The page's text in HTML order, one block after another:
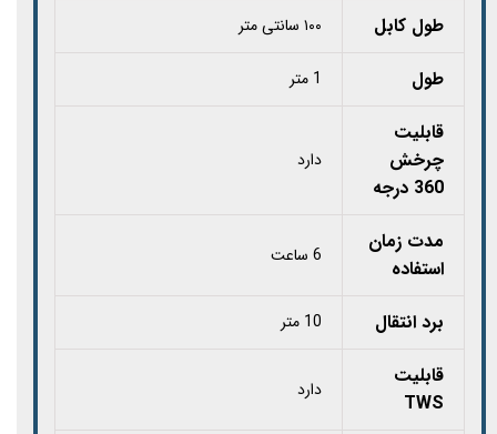
طول کابل ۱۰۰ سانتی متر
طول 1 متر
قابلیت
چرخش
360 درجه
دارد
مدت زمان
استفاده
6 ساعت
برد انتقال 10 متر
قابلیت
TWS
دارد